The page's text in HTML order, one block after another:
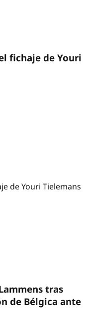
fichaje de Youri
de Youri Tielemans
tras
de Bélgica ante